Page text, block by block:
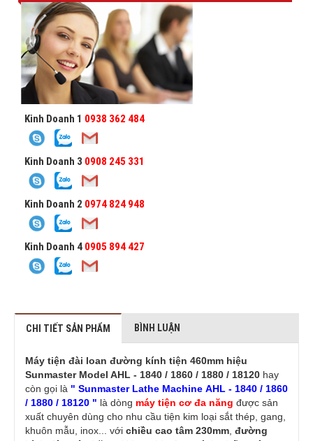
Kinh Doanh 1 0938 362 484
Kinh Doanh 3 0908 245 331
Kinh Doanh 2 0974 824 948
Kinh Doanh 4 0905 894 427
CHI TIẾT SẢN PHẨM BÌNH LUẬN
Máy tiện đài loan đường kính tiện 460mm hiệu
Sunmaster Model AHL - 1840 / 1860 / 1880 / 18120 hay
còn gọi là " Sunmaster Lathe Machine AHL - 1840 / 1860
/ 1880 / 18120 " là dòng máy tiện cơ đa năng được sản
xuất chuyên dùng cho nhu cầu tiện kim loại sắt thép, gang,
khuôn mẫu, inox... với chiều cao tâm 230mm đường